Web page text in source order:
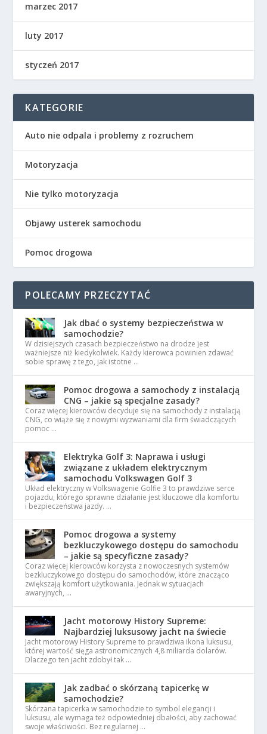
marzec 2017
luty 2017
styczeń 2017
KATEGORIE
Auto nie odpala i problemy z rozruchem
Motoryzacja
Nie tylko motoryzacja
Objawy usterek samochodu
Pomoc drogowa
POLECAMY PRZECZYTAĆ
Jak dbać o systemy bezpieczeństwa w
samochodzie?
W dzisiejszych czasach bezpieczeństwo na drodze jest
ważniejsze niż kiedykolwiek. Każdy kierowca powinien zdawać
sobie sprawę z tego, jak istotne …
Pomoc drogowa a samochody z instalacją
CNG – jakie są specjalne zasady?
Coraz więcej kierowców decyduje się na samochody z instalacją
CNG, co wiąże się z nowymi wyzwaniami dla firm świadczących
pomoc …
Elektryka Golf 3: Naprawa i usługi
związane z układem elektrycznym
samochodu Volkswagen Golf 3
Układ elektryczny w Volkswagenie Golfie 3 to prawdziwe serce
pojazdu, którego sprawne działanie jest kluczowe dla komfortu
i bezpieczeństwa jazdy. …
Pomoc drogowa a systemy
bezkluczykowego dostępu do samochodu
– jakie są specyficzne zasady?
Coraz więcej kierowców korzysta z nowoczesnych systemów
bezkluczykowego dostępu do samochodów, które znacząco
zwiększają komfort użytkowania. Jednak w sytuacjach
awaryjnych, …
Jacht motorowy History Supreme:
Najbardziej luksusowy jacht na świecie
Jacht motorowy History Supreme to prawdziwa ikona luksusu,
której wartość sięga astronomicznych 4,8 miliarda dolarów.
Dlaczego ten jacht zdobył tak …
Jak zadbać o skórzaną tapicerkę w
samochodzie?
Skórzana tapicerka w samochodzie to symbol elegancji i
luksusu, ale wymaga też odpowiedniej dbałości, aby zachować
swoje właściwości. Bez regularnej …